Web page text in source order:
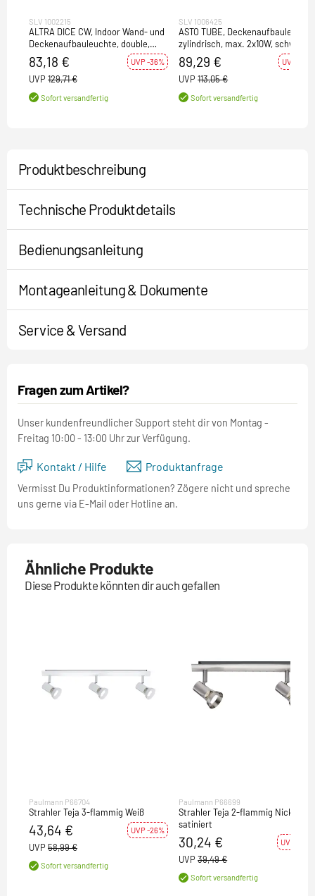
SLV 1002215
ALTRA DICE CW, Indoor Wand- und
Deckenaufbauleuchte, double,
QPAR51, schwarz
83,18 € UVP -36%
UVP 129,71 €
Sofort versandfertig
SLV 1006425
ASTO TUBE,
zylindrisch, max. 2x10W, schwarz
89,29 € UVP -21%
UVP 113,05 €
Sofort versandfertig
Produktbeschreibung
Technische Produktdetails
Bedienungsanleitung
Montageanleitung & Dokumente
Service & Versand
Fragen zum Artikel?
Unser kundenfreundlicher Support steht dir von Montag -
Freitag 10:00 - 13:00 Uhr zur Verfügung.
Kontakt / Hilfe Produktanfrage
Vermisst Du Produktinformationen? Zögere nicht und spreche
uns gerne via E-Mail oder Hotline an.
Ähnliche Produkte
Diese Produkte könnten dir auch gefallen
Paulmann P66704
Strahler Teja 3-flammig Weiß
43,64 € UVP -26%
UVP 58,99 €
Sofort versandfertig
Paulmann P66699
Strahler Teja 2-flammig Nickel
satiniert
30,24 € UVP -23%
UVP 39,49 €
Sofort versandfertig